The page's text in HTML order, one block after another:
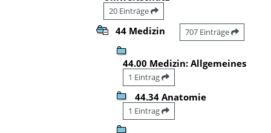
20 Einträge
44 Medizin 707 Einträge
44.00 Medizin: Allgemeines
1 Eintrag
44.34 Anatomie
1 Eintrag